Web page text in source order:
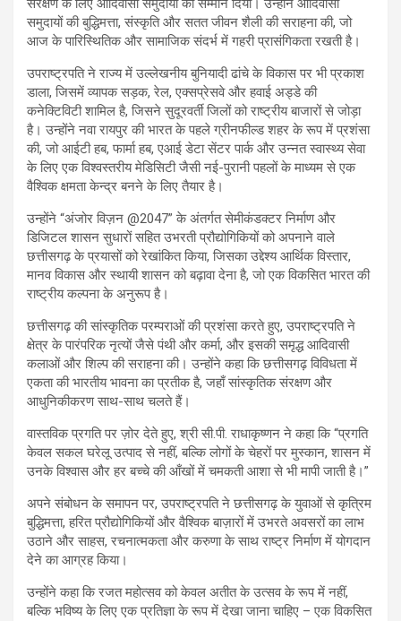
संरक्षण के लिए आदिवासी समुदायों को सम्मान दिया। उन्होंने आदिवासी
समुदायों की बुद्धिमत्ता, संस्कृति और सतत जीवन शैली की सराहना की, जो
आज के पारिस्थितिक और सामाजिक संदर्भ में गहरी प्रासंगिकता रखती है।
उपराष्ट्रपति ने राज्य में उल्लेखनीय बुनियादी ढांचे के विकास पर भी प्रकाश
डाला, जिसमें व्यापक सड़क, रेल, एक्सप्रेसवे और हवाई अड्डे की
कनेक्टिविटी शामिल है, जिसने सुदूरवर्ती जिलों को राष्ट्रीय बाजारों से जोड़ा
है। उन्होंने नवा रायपुर की भारत के पहले ग्रीनफील्ड शहर के रूप में प्रशंसा
की, जो आईटी हब, फार्मा हब, एआई डेटा सेंटर पार्क और उन्नत स्वास्थ्य सेवा
के लिए एक विश्वस्तरीय मेडिसिटी जैसी नई-पुरानी पहलों के माध्यम से एक
वैश्विक क्षमता केन्द्र बनने के लिए तैयार है।
उन्होंने “अंजोर विज़न @2047” के अंतर्गत सेमीकंडक्टर निर्माण और
डिजिटल शासन सुधारों सहित उभरती प्रौद्योगिकियों को अपनाने वाले
छत्तीसगढ़ के प्रयासों को रेखांकित किया, जिसका उद्देश्य आर्थिक विस्तार,
मानव विकास और स्थायी शासन को बढ़ावा देना है, जो एक विकसित भारत की
राष्ट्रीय कल्पना के अनुरूप है।
छत्तीसगढ़ की सांस्कृतिक परम्पराओं की प्रशंसा करते हुए, उपराष्ट्रपति ने
क्षेत्र के पारंपरिक नृत्यों जैसे पंथी और कर्मा, और इसकी समृद्ध आदिवासी
कलाओं और शिल्प की सराहना की। उन्होंने कहा कि छत्तीसगढ़ विविधता में
एकता की भारतीय भावना का प्रतीक है, जहाँ सांस्कृतिक संरक्षण और
आधुनिकीकरण साथ-साथ चलते हैं।
वास्तविक प्रगति पर ज़ोर देते हुए, श्री सी.पी. राधाकृष्णन ने कहा कि “प्रगति
केवल सकल घरेलू उत्पाद से नहीं, बल्कि लोगों के चेहरों पर मुस्कान, शासन में
उनके विश्वास और हर बच्चे की आँखों में चमकती आशा से भी मापी जाती है।”
अपने संबोधन के समापन पर, उपराष्ट्रपति ने छत्तीसगढ़ के युवाओं से कृत्रिम
बुद्धिमत्ता, हरित प्रौद्योगिकियों और वैश्विक बाज़ारों में उभरते अवसरों का लाभ
उठाने और साहस, रचनात्मकता और करुणा के साथ राष्ट्र निर्माण में योगदान
देने का आग्रह किया।
उन्होंने कहा कि रजत महोत्सव को केवल अतीत के उत्सव के रूप में नहीं,
बल्कि भविष्य के लिए एक प्रतिज्ञा के रूप में देखा जाना चाहिए – एक विकसित